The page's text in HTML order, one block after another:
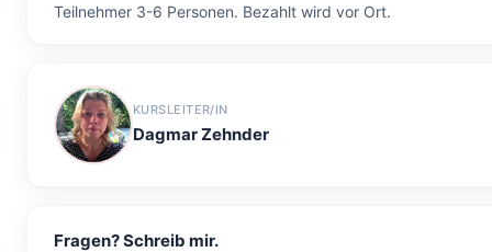
Teilnehmer 3-6 Personen. Bezahlt wird vor Ort.
KURSLEITER/IN
Dagmar Zehnder
Fragen? Schreib mir.